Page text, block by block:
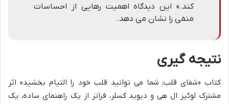
کند.» این دیدگاه اهمیت رهایی از احساسات
منفی را نشان می دهد.
نتیجه گیری
کتاب «شفای قلب: شما می توانید قلب خود را التیام بخشید» اثر
مشترک لوئیز ال هی و دیوید کسلر، فراتر از یک راهنمای ساده، یک